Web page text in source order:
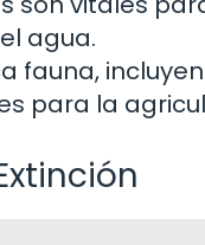
agua.
fauna,
para la